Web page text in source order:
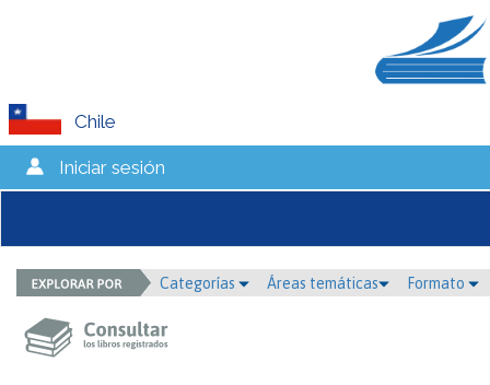
Chile
Iniciar sesión
Categorías Áreas temáticas Formato